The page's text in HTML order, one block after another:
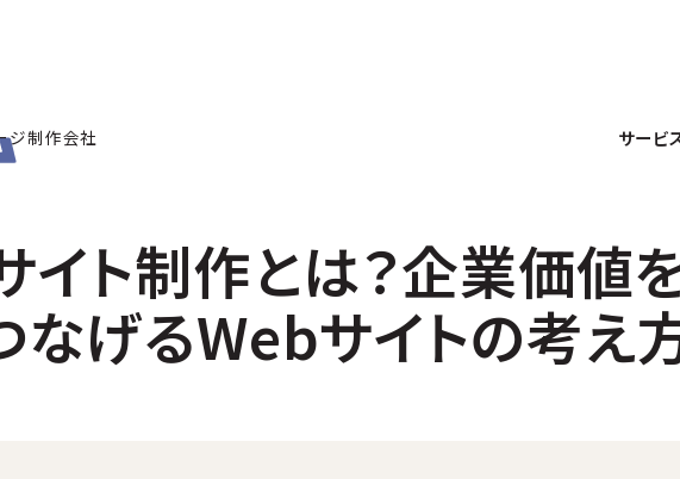
ジ制作会社 サービ
イト制作とは？企業価値
なげるWebサイトの考え